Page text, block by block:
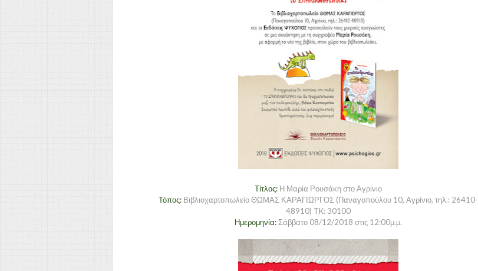
Τίτλος:Η Μαρία Ρουσάκη στο Αγρίνιο
Τόπος: Βιβλιοχαρτοπωλείο ΘΩΜΑΣ ΚΑΡΑΓΙΩΡΓΟΣ (Παναγοπούλου 10, Αγρίνιο, τηλ.: 26410-
48910) TK: 30100
Ημερομηνία: Σάββατο 08/12/2018 στις 12:00μ.μ.